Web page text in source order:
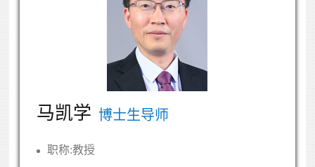
马凯学 博士生导师
职称:教授